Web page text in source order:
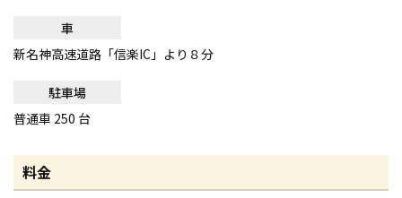
車
新名神高速道路「信楽IC」より８分
駐車場
普通車 250 台
料金